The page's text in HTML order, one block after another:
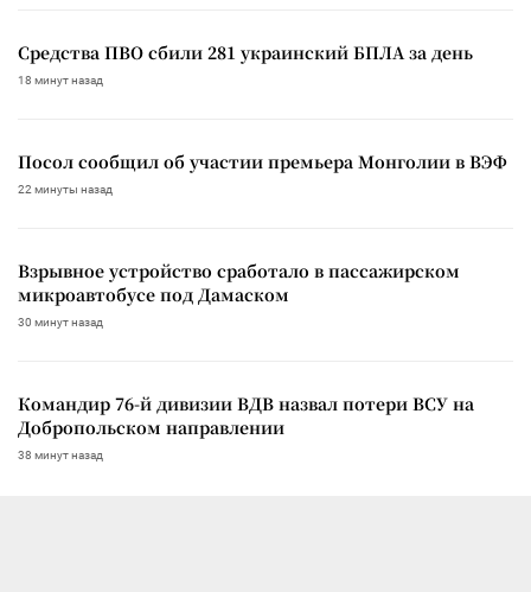
Средства ПВО сбили 281 украинский БПЛА за день
18 минут назад
Посол сообщил об участии премьера Монголии в ВЭФ
22 минуты назад
Взрывное устройство сработало в пассажирском
микроавтобусе под Дамаском
30 минут назад
Командир 76-й дивизии ВДВ назвал потери ВСУ на
Добропольском направлении
38 минут назад